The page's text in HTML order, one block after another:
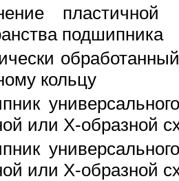
подшипника
кольцу
или Х-образной
или Х-образной